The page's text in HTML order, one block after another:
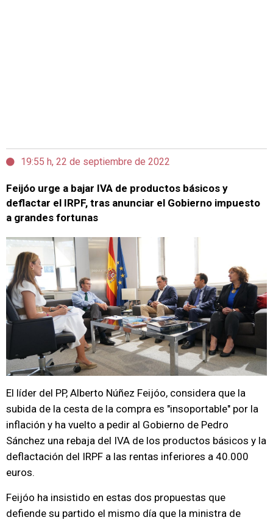
19:55 h, 22 de septiembre de 2022
Feijóo urge a bajar IVA de productos básicos y
deflactar el IRPF, tras anunciar el Gobierno impuesto
a grandes fortunas
El líder del PP, Alberto Núñez Feijóo, considera que la
subida de la cesta de la compra es "insoportable" por la
inflación y ha vuelto a pedir al Gobierno de Pedro
Sánchez una rebaja del IVA de los productos básicos y la
deflactación del IRPF a las rentas inferiores a 40.000
euros.
Feijóo ha insistido en estas dos propuestas que
defiende su partido el mismo día que la ministra de